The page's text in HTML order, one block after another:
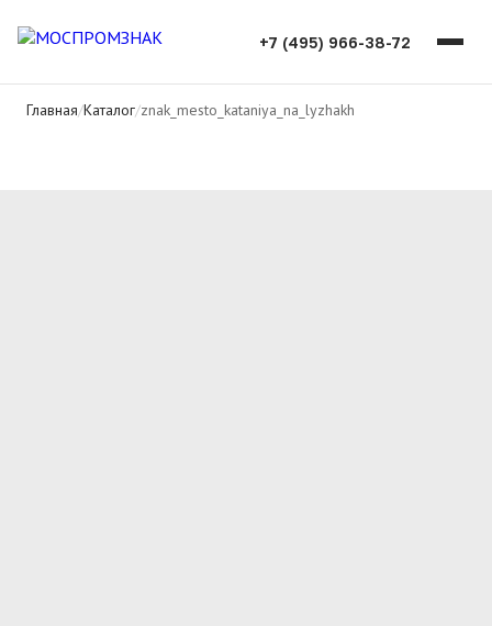
+7 (495) 966-38-72
Главная/Каталог/znak_mesto_kataniya_na_lyzhakh